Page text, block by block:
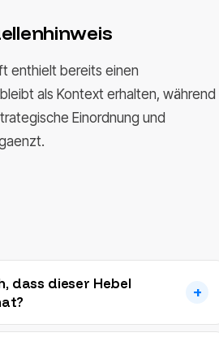
enthielt bereits einen
als Kontext erhalten, während
Einordnung und
dass dieser Hebel